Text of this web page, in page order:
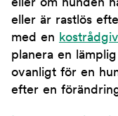
eller om hunden
eller är rastlös
med en
planera en
ovanligt för en
efter en